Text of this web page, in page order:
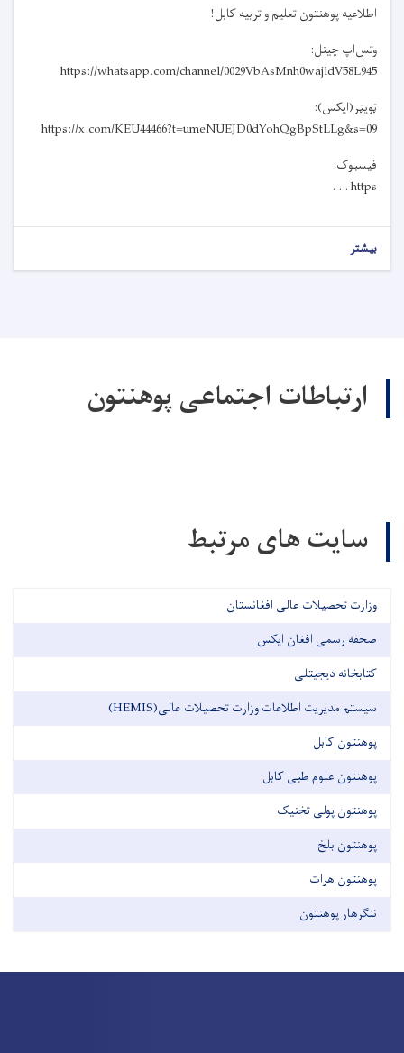
اطلاعیه پوهنتون تعلیم و تربیه کابل!
وتس‌اپ چینل:
https://whatsapp.com/channel/0029VbAsMnh0wajldV58L945
ټویټر(ایکس):
https://x.com/KEU44466?t=umeNUEJD0dYohQgBpStLLg&s=09
فیسبوک:
https . . .
بیشتر
ارتباطات اجتماعی پوهنتون
سایت های مرتبط
وزارت تحصیلات عالی افغانستان
صحفه رسمی افغان ایکس
کتابخانه دیجیتلی
سیستم مدیریت اطلاعات وزارت تحصیلات عالی(HEMIS)
پوهنتون کابل
پوهنتون علوم طبی کابل
پوهنتون پولی تخنیک
پوهنتون بلخ
پوهنتون هرات
ننګرهار پوهنتون